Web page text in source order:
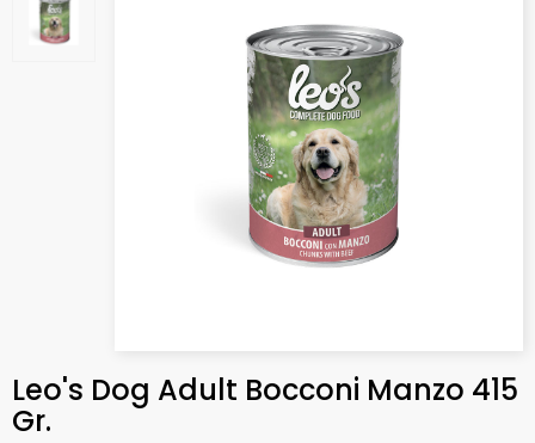
Leo's Dog Adult Bocconi Manzo 415
Gr.